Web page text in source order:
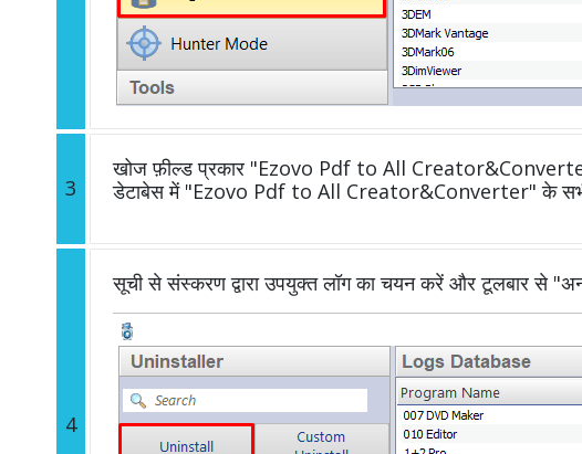
3
खोज फ़ील्ड प्रकार "Ezovo Pdf to All
डेटाबेस में "Ezovo Pdf to All Creator&Converter" के
4
सूची से संस्करण द्वारा उपयुक्त लॉग का चयन करें और टूलबार से